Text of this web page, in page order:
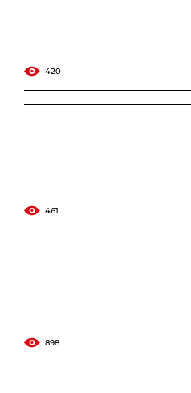
420
461
898